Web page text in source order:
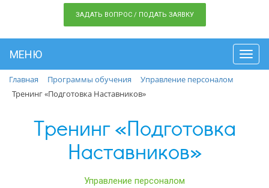
ЗАДАТЬ ВОПРОС / ПОДАТЬ ЗАЯВКУ
МЕНЮ
Главная
Программы обучения
Управление персоналом
Тренинг «Подготовка Наставников»
Тренинг «Подготовка
Наставников»
Управление персоналом